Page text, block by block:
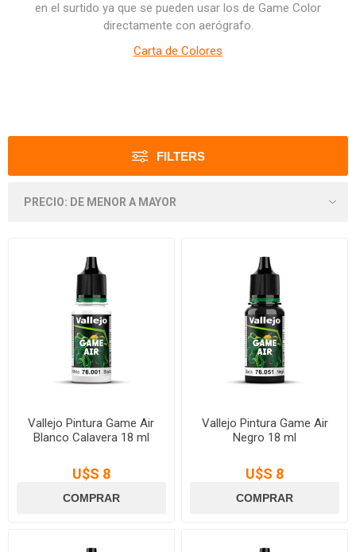
en el surtido ya que se pueden usar los de Game Color
directamente con aerógrafo.
Carta de Colores
FILTERS
Vallejo Pintura Game Air
Blanco Calavera 18 ml
U$S 8
Vallejo Pintura Game Air
Negro 18 ml
U$S 8